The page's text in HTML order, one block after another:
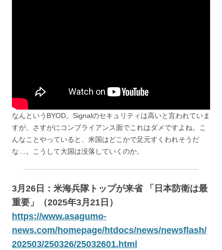
なんというBYOD。Signalのセキュリティは高いと言われていま
すが、さすがにコンプライアンス面でこれはダメですよね。こ
んなことやっていると、米国はどこかで足元すくわれそうだ
な…。こうして大国は没落していくのか。
3月26日：米海兵隊トップが来省 「日本防衛は最
重要」（2025年3月21日）
https://www.asagumo-
news.com/homepage/htdocs/news/newsflash/
202503/250326/25032601.html